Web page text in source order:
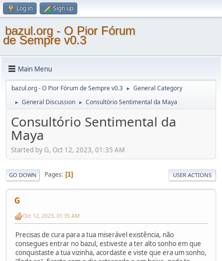
Log in Sign up
bazul.org - O Pior Fórum
de Sempre v0.3
Main Menu
bazul.org - O Pior Fórum de Sempre v0.3 ► General Category
► General Discussion ► Consultório Sentimental da Maya
Consultório Sentimental da
Maya
Started by G, Oct 12, 2023, 01:35 AM
GO DOWN Pages 1 USER ACTIONS
G
Oct 12, 2023, 01:35 AM
Precisas de cura para a tua miserável existência, não
consegues entrar no bazul, estiveste a ter alto sonho em que
conquistaste a tua vizinha, acordaste e viste que era um sonho,